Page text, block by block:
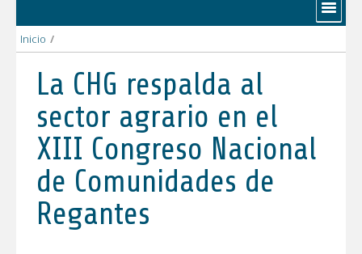
Inicio /
La CHG respalda al
sector agrario en el
XIII Congreso Nacional
de Comunidades de
Regantes